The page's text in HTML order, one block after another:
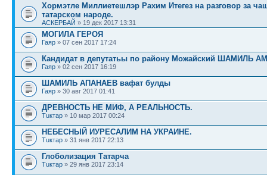
Хормэтле Миллиетешлэр Рахим Итегез на разговор за
татарском народе.
АСКЕРБАЙ » 19 дек 2017 13:31
МОГИЛА ГЕРОЯ
Гаяр » 07 сен 2017 17:24
Кандидат в депутатьы по району Можайский ШАМИЛЬ
Гаяр » 02 сен 2017 16:19
ШАМИЛЬ АПАНАЕВ вафат булды
Гаяр » 30 авг 2017 01:41
ДРЕВНОСТЬ НЕ МИФ, А РЕАЛЬНОСТЬ.
Тuктар » 10 мар 2017 00:24
НЕБЕСНЫЙ ИУРЕСАЛИМ НА УКРАИНЕ.
Тuктар » 31 янв 2017 22:13
Глоболизация Татарча
Тuктар » 29 янв 2017 23:14